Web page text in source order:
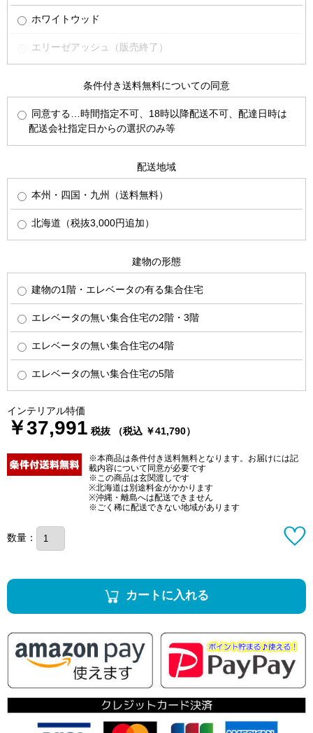
ホワイトウッド
エリーゼアッシュ（販売終了）
条件付き送料無料についての同意
同意する…時間指定不可、18時以降配送不可、配達日時は
配送会社指定日からの選択のみ等
配送地域
本州・四国・九州（送料無料）
北海道（税抜3,000円追加）
建物の形態
建物の1階・エレベータの有る集合住宅
エレベータの無い集合住宅の2階・3階
エレベータの無い集合住宅の4階
エレベータの無い集合住宅の5階
インテリアル特価
￥37,991 税抜 （税込 ￥41,790）
※本商品は条件付き送料無料となります。お届けには記
載内容について同意が必要です
※この商品は玄関渡しです
※北海道は別途料金がかかります
※沖縄・離島へは配送できません
※ごく稀に配送できない地域があります
数量：
カートに入れる